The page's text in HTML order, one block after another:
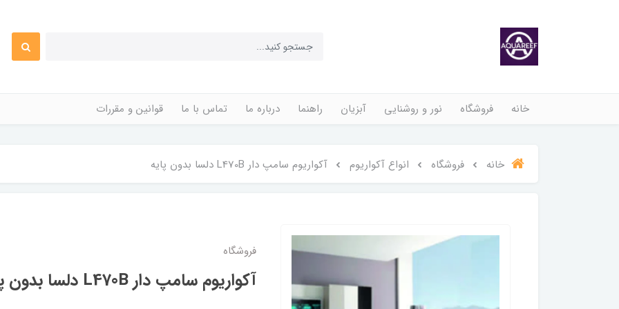
خانه فروشگاه نور و روشنایی آبزیان راهنما درباره ما تماس با ما قوانین و مقررات
خانه فروشگاه انواع آکواریوم آکواریوم سامپ دار L470B دلسا بدون پایه
فروشگاه
آکواریوم سامپ دار L470B دلسا بدون پایه